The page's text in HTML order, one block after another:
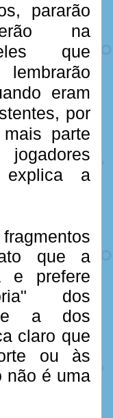
pararão
na
que
lembrarão
eram
por
parte
explica a
que a
e prefere
dos
a dos
claro que
ou às
não é uma